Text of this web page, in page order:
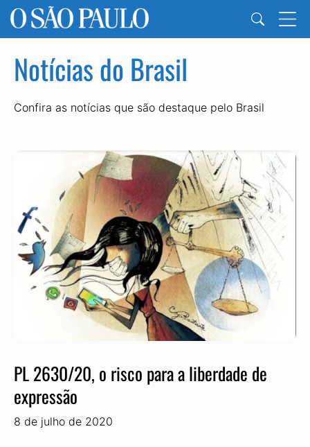
Notícias do Brasil
Confira as notícias que são destaque pelo Brasil
PL 2630/20, o risco para a liberdade de
expressão
8 de julho de 2020